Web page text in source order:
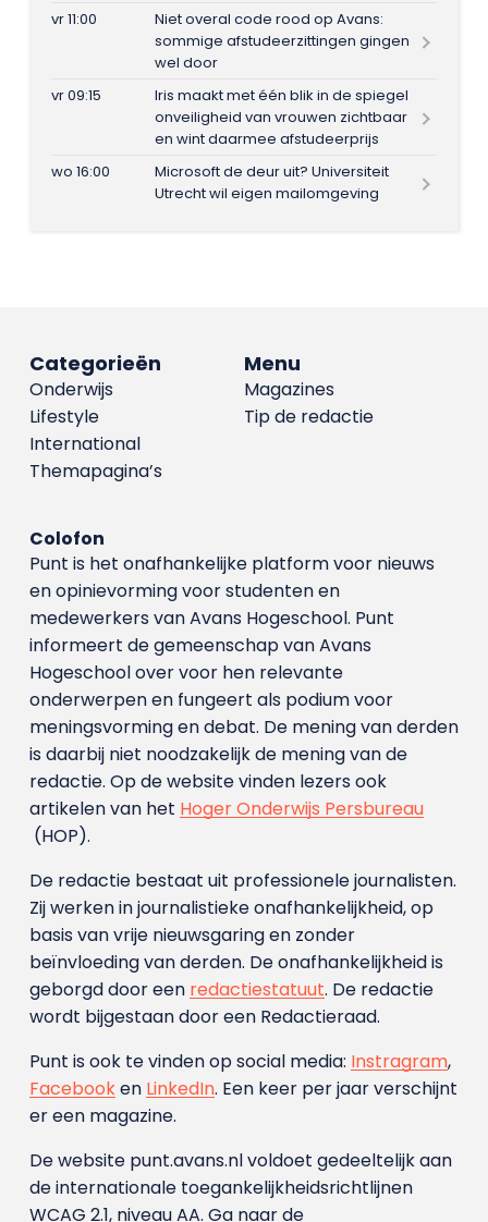
vr 11:00
Niet overal code rood op Avans:
sommige afstudeerzittingen gingen
wel door
vr 09:15
Iris maakt met één blik in de spiegel
onveiligheid van vrouwen zichtbaar
en wint daarmee afstudeerprijs
wo 16:00
Microsoft de deur uit? Universiteit
Utrecht wil eigen mailomgeving
Menu
Magazines
Tip de redactie
Categorieën
Onderwijs
Lifestyle
International
Themapagina’s
Colofon
Punt is het onafhankelijke platform voor nieuws
en opinievorming voor studenten en
medewerkers van Avans Hoge­school. Punt
informeert de gemeenschap van Avans
Hogeschool over voor hen relevante
onderwerpen en fungeert als podium voor
meningsvorming en debat. De mening van derden
is daarbij niet noodzakelijk de mening van de
redactie. Op de website vinden lezers ook
artikelen van het Hoger Onderwijs Persbureau
(HOP).
De redactie bestaat uit professionele journalisten.
Zij werken in journalistieke onafhankelijkheid, op
basis van vrije nieuwsgaring en zonder
beïnvloeding van derden. De onafhankelijkheid is
geborgd door een redactiestatuut. De redactie
wordt bijgestaan door een Redactieraad.
Punt is ook te vinden op social media: Instragram,
Facebooken LinkedIn. Een keer per jaar verschijnt
er een magazine.
De website punt.avans.nl voldoet gedeeltelijk aan
de internationale toegankelijkheidsrichtlijnen
WCAG 2.1, niveau AA. Ga naar de